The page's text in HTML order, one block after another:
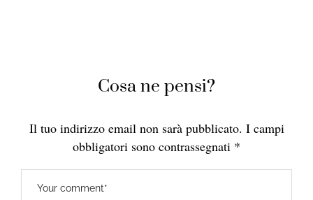
Cosa ne pensi?
Il tuo indirizzo email non sarà pubblicato. I campi
obbligatori sono contrassegnati *